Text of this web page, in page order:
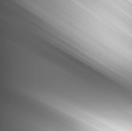
Influencer
Interne